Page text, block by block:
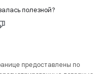
полезной?
предоставлены по